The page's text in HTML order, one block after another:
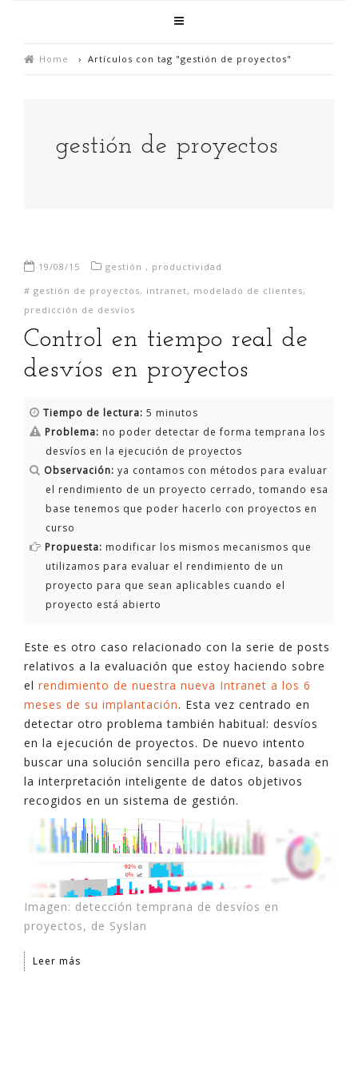
Home › Artículos con tag "gestión de proyectos"
gestión de proyectos
19/08/15 gestión , productividad
# gestión de proyectos, intranet, modelado de clientes,
predicción de desvíos
Control en tiempo real de
desvíos en proyectos
Tiempo de lectura: 5 minutos
Problema: no poder detectar de forma temprana los
desvíos en la ejecución de proyectos
Observación: ya contamos con métodos para evaluar
el rendimiento de un proyecto cerrado, tomando esa
base tenemos que poder hacerlo con proyectos en
curso
Propuesta: modificar los mismos mecanismos que
utilizamos para evaluar el rendimiento de un
proyecto para que sean aplicables cuando el
proyecto está abierto
Este es otro caso relacionado con la serie de posts
relativos a la evaluación que estoy haciendo sobre
el rendimiento de nuestra nueva Intranet a los 6
meses de su implantación. Esta vez centrado en
detectar otro problema también habitual: desvíos
en la ejecución de proyectos. De nuevo intento
buscar una solución sencilla pero eficaz, basada en
la interpretación inteligente de datos objetivos
recogidos en un sistema de gestión.
Imagen: detección temprana de desvíos en
proyectos, de Syslan
Leer más